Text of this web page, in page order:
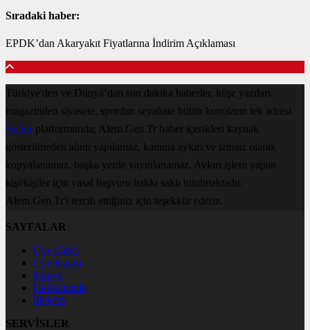
Sıradaki haber:
EPDK’dan Akaryakıt Fiyatlarına İndirim Açıklaması
Türkiye'den ve Dünya’dan son dakika haberler, köşe yazıları,
magazinden siyasete, spordan seyahate bütün konuların tek adresi
Haberplatformunda; Alem.Gen.Tr haber içerikleri kaynak
gösterilmeden alıntı yapılamaz, kanuna aykırı ve izinsiz olarak
kopyalanamaz, başka yerde yayınlanamaz. Aykırı işlem yapan
kişi/kişiler için yasal başvuru hakkı saklı tutulmaktadır.
Alem.Gen.Tr'i tercih ettiğiniz için teşekkür ederiz.
SAYFALAR
Üye Girişi
Üye Kaydı
Künye
Hakkımızda
İletişim
SERVİSLER